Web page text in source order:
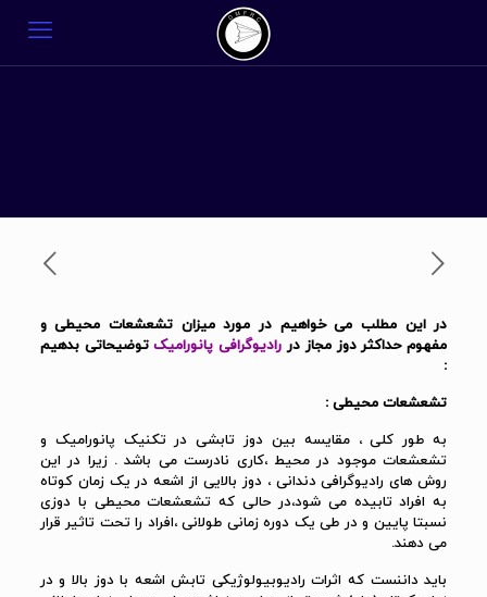
در این مطلب می خواهیم در مورد میزان تشعشعات محیطی و
مفهوم حداکثر دوز مجاز در رادیوگرافی پانورامیکتوضیحاتی بدهیم
:
تشعشعات محیطی :
به طور کلی ، مقایسه بین دوز تابشی در تکنیک پانورامیک و
تشعشعات موجود در محیط ،کاری نادرست می باشد . زیرا در این
روش های رادیوگرافی دندانی ، دوز بالایی از اشعه در یک زمان کوتاه
به افراد تابیده می شود،در حالی که تشعشعات محیطی با دوزی
نسبتا پایین و در طی یک دوره زمانی طولانی ،افراد را تحت تاثیر قرار
می دهند.
باید داننست که اثرات رادیوبیولوژیکی تابش اشعه با دوز بالا و در